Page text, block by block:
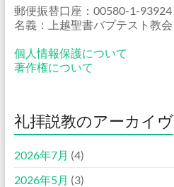
郵便振替口座：00580-1-93924
名義：上越聖書バプテスト教会
個人情報保護について
著作権について
礼拝説教のアーカイヴ
2026年7月 (4)
2026年5月 (3)